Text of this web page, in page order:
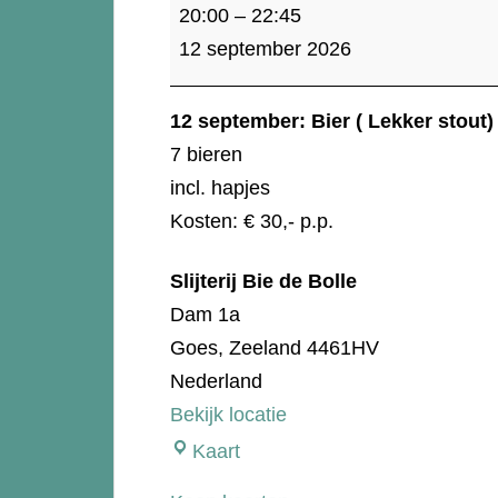
Bier
20:00 – 22:45
12 september 2026
12 september: Bier ( Lekker stout)
7 bieren
incl. hapjes
Kosten: € 30,- p.p.
Slijterij Bie de Bolle
Dam 1a
Goes, Zeeland 4461HV
Nederland
Bekijk locatie
KaartSlijterij